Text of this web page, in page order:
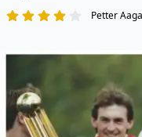
Petter